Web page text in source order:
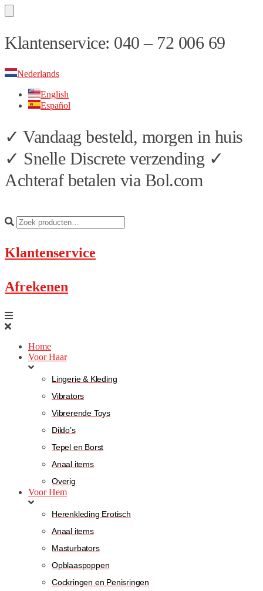
Skip
to
Skip
to
Klantenservice: 040 – 72 006 69
Nederlands
English
Español
✓ Vandaag besteld, morgen in huis
✓ Snelle Discrete verzending ✓
Achteraf betalen via Bol.com
Klantenservice
Afrekenen
Home
Voor Haar
Lingerie & Kleding
Vibrators
Vibrerende Toys
Dildo’s
Tepel en Borst
Anaal items
Overig
Voor Hem
Herenkleding Erotisch
Anaal items
Masturbators
Opblaaspoppen
Cockringen en Penisringen